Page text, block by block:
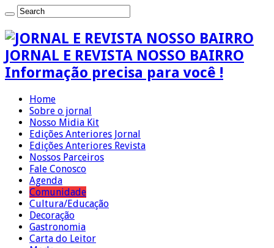
JORNAL E REVISTA NOSSO BAIRRO
Informação precisa para você !
Home
Sobre o jornal
Nosso Midia Kit
Edições Anteriores Jornal
Edições Anteriores Revista
Nossos Parceiros
Fale Conosco
Agenda
Comunidade
Cultura/Educação
Decoração
Gastronomia
Carta do Leitor